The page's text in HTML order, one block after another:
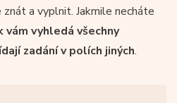
a vyplnit. Jakmile necháte
vám vyhledá všechny
zadání v polích jiných.